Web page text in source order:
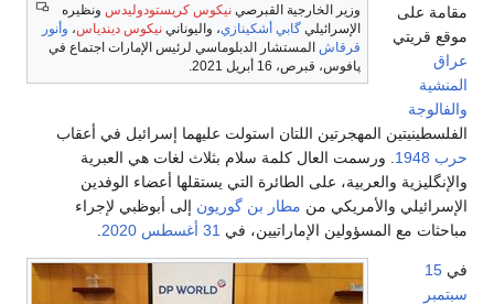
وزير الخارجية القبرصي نيكوس كريستودوليدس ونظيره
الإسرائيلي گابي أشكينازي، واليوناني نيكوس ديندياس، وأنور
قرقاش المستشار الدبلوماسي لرئيس الإمارات اجتماع في
پافوس، قبرص، 16 أبريل 2021.
مقامة على
موقع قريتي
عراق
المنشية
والفالوجة
الفلسطينيتين المهجرتين اللتان استولت عليهما إسرائيل في أعقاب
حرب 1948
. ورسمت العال كلمة سلام بثلاث لغات هي العبرية
والإنگليزية والعربية، على الطائرة التي يستقلها أعضاء الوفدين
الإسرائيلي والأمريكي من مطار بن گوريون إلى أبوظبي لإجراء
مباحثات مع المسؤولين الإماراتيين، في 31 أغسطس 2020
في 15
سبتمبر